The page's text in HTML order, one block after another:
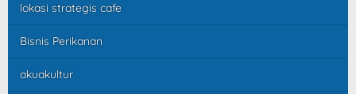
lokasi strategis cafe
Bisnis Perikanan
akuakultur